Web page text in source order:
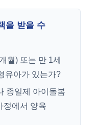
을 받을 수
월) 또는 만 1세
유아가 있는가?
종일제 아이돌봄
정에서 양육